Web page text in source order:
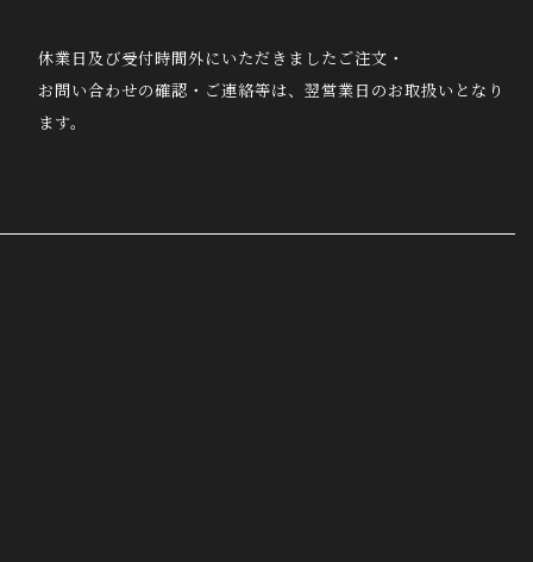
休業日及び受付時間外にいただきましたご注文・
お問い合わせの確認・ご連絡等は、翌営業日のお取扱いとなり
ます。